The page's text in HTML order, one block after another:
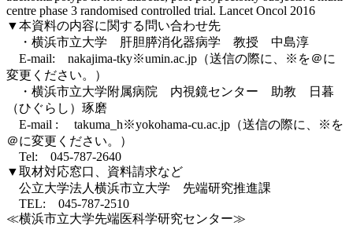
centre phase 3 randomised controlled trial. Lancet Oncol 2016
▼本資料の内容に関する問い合わせ先
・横浜市立大学 肝胆膵消化器病学 教授 中島淳
E-mail: nakajima-tky※umin.ac.jp（送信の際に、※を＠に
変更ください。）
・横浜市立大学附属病院 内視鏡センター 助教 日暮
（ひぐらし）琢磨
E-mail : takuma_h※yokohama-cu.ac.jp（送信の際に、※を
＠に変更ください。）
Tel: 045-787-2640
▼取材対応窓口、資料請求など
公立大学法人横浜市立大学 先端研究推進課
TEL: 045-787-2510
≪横浜市立大学先端医科学研究センター≫